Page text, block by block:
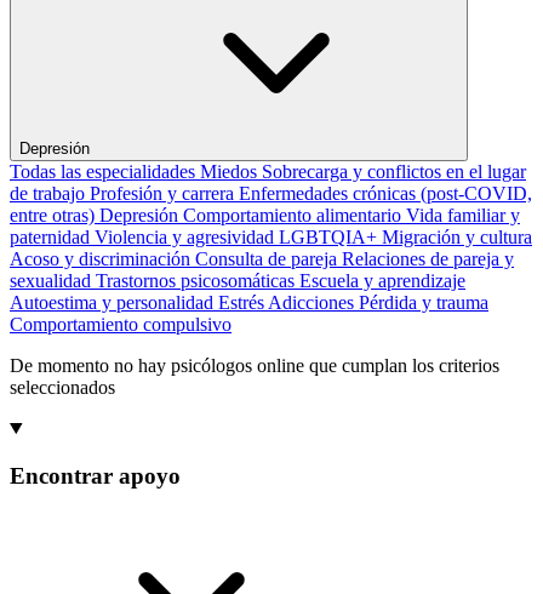
Depresión
Todas las especialidades Miedos Sobrecarga y conflictos en el lugar
de trabajo Profesión y carrera Enfermedades crónicas (post-COVID,
entre otras) Depresión Comportamiento alimentario Vida familiar y
paternidad Violencia y agresividad LGBTQIA+ Migración y cultura
Acoso y discriminación Consulta de pareja Relaciones de pareja y
sexualidad Trastornos psicosomáticas Escuela y aprendizaje
Autoestima y personalidad Estrés Adicciones Pérdida y trauma
Comportamiento compulsivo
De momento no hay psicólogos online que cumplan los criterios
seleccionados
Encontrar apoyo